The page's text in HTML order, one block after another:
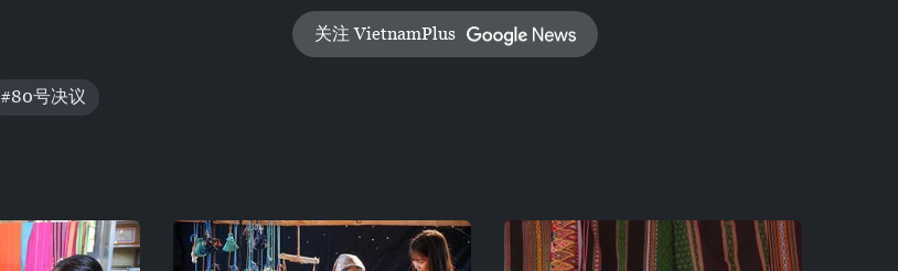
关注 VietnamPlus
#80号决议